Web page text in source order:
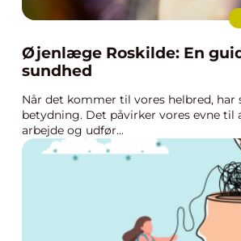
Øjenlæge Roskilde: En
sundhed
Når det kommer til vores helbred,
betydning. Det påvirker vores evne til
arbejde og udfør...